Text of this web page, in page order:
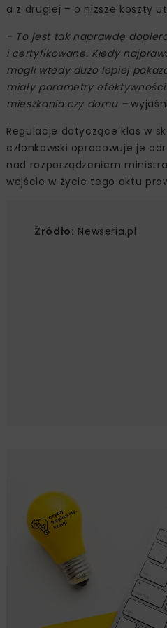
a z drugiej – o niższe koszty
- To jest tak naprawdę
i certyfikowane. Kiedy
mogli wtedy dużo lepiej
miały parametry
mieszkania czy domu –
Regulacje dotyczące klas w
członkowski opracowuje je
nad rozporządzeniem
wejście w życie tego aktu
Źródło: Newseria.pl